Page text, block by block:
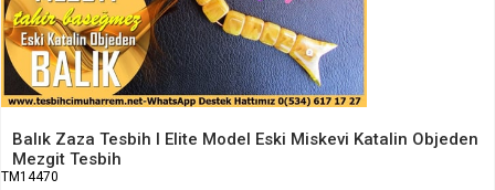
Balık Zaza Tesbih I Elite Model Eski Miskevi Katalin Objeden
Mezgit Tesbih
TM14470